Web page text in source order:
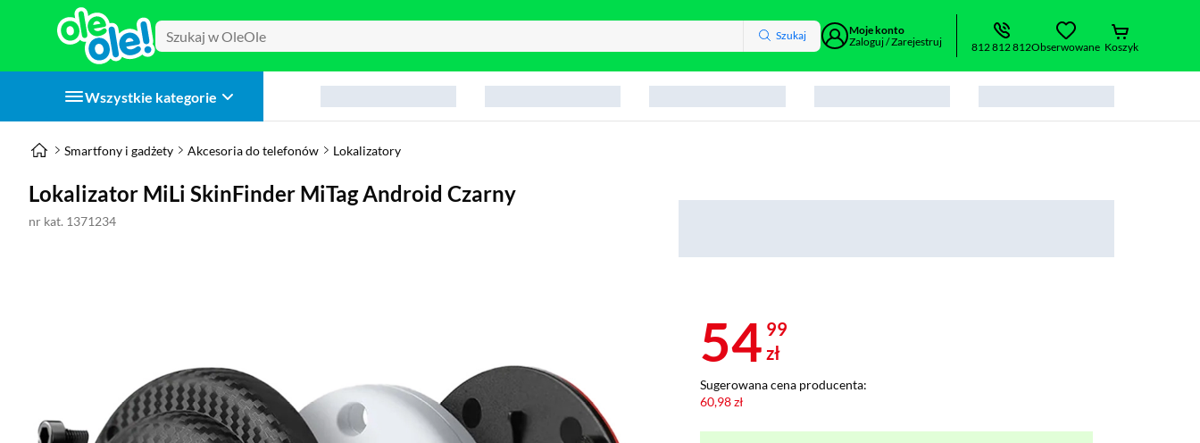
Szukaj
Moje konto
Zaloguj / Zarejestruj
812 812 812Obserwowane Koszyk
Wszystkie kategorie
Smartfony i gadżety Akcesoria do telefonów Lokalizatory
Lokalizator MiLi SkinFinder MiTag Android Czarny
nr kat. 1371234
54 99
zł
Sugerowana cena producenta:
60,98 zł